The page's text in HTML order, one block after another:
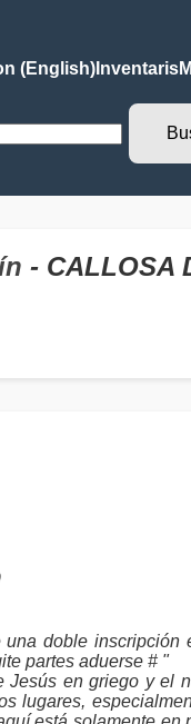
(English)Inventaris
- CALLOSA
una doble
partes aduerse # "
Jesús en griego y el
lugares,